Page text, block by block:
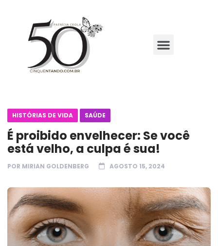
HISTÓRIAS DE VIDA SAÚDE
É proibido envelhecer: Se você
está velho, a culpa é sua!
POR MIRIAN GOLDENBERG AGOSTO 15, 2024